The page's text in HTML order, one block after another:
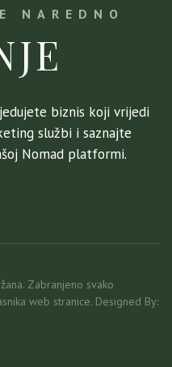
NAREDNO
biznis koji vrijedi
službi i saznajte
Nomad platformi.
Zabranjeno svako
web stranice. Designed By: